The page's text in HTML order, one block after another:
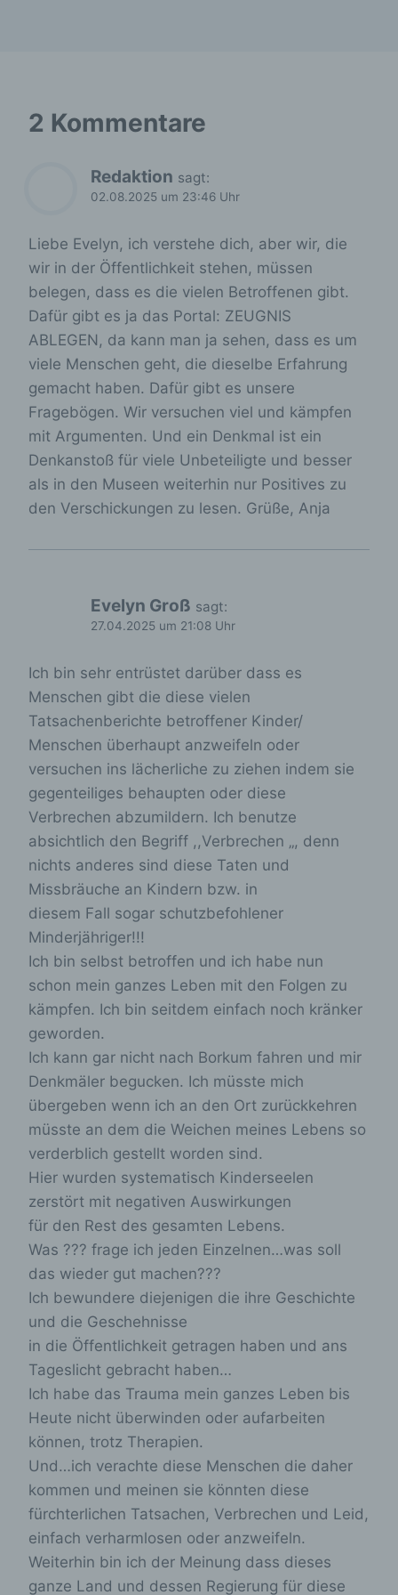
2 Kommentare
Redaktion sagt:
02.08.2025 um 23:46 Uhr
Liebe Evelyn, ich verstehe dich, aber wir, die
wir in der Öffentlichkeit stehen, müssen
belegen, dass es die vielen Betroffenen gibt.
Dafür gibt es ja das Portal: ZEUGNIS
ABLEGEN, da kann man ja sehen, dass es um
viele Menschen geht, die dieselbe Erfahrung
gemacht haben. Dafür gibt es unsere
Fragebögen. Wir versuchen viel und kämpfen
mit Argumenten. Und ein Denkmal ist ein
Denkanstoß für viele Unbeteiligte und besser
als in den Museen weiterhin nur Positives zu
den Verschickungen zu lesen. Grüße, Anja
Evelyn Groß sagt:
27.04.2025 um 21:08 Uhr
Ich bin sehr entrüstet darüber dass es
Menschen gibt die diese vielen
Tatsachenberichte betroffener Kinder/
Menschen überhaupt anzweifeln oder
versuchen ins lächerliche zu ziehen indem sie
gegenteiliges behaupten oder diese
Verbrechen abzumildern. Ich benutze
absichtlich den Begriff ,,Verbrechen „, denn
nichts anderes sind diese Taten und
Missbräuche an Kindern bzw. in
diesem Fall sogar schutzbefohlener
Minderjähriger!!!
Ich bin selbst betroffen und ich habe nun
schon mein ganzes Leben mit den Folgen zu
kämpfen. Ich bin seitdem einfach noch kränker
geworden.
Ich kann gar nicht nach Borkum fahren und mir
Denkmäler begucken. Ich müsste mich
übergeben wenn ich an den Ort zurückkehren
müsste an dem die Weichen meines Lebens so
verderblich gestellt worden sind.
Hier wurden systematisch Kinderseelen
zerstört mit negativen Auswirkungen
für den Rest des gesamten Lebens.
Was ??? frage ich jeden Einzelnen…was soll
das wieder gut machen???
Ich bewundere diejenigen die ihre Geschichte
und die Geschehnisse
in die Öffentlichkeit getragen haben und ans
Tageslicht gebracht haben…
Ich habe das Trauma mein ganzes Leben bis
Heute nicht überwinden oder aufarbeiten
können, trotz Therapien.
Und…ich verachte diese Menschen die daher
kommen und meinen sie könnten diese
fürchterlichen Tatsachen, Verbrechen und Leid,
einfach verharmlosen oder anzweifeln.
Weiterhin bin ich der Meinung dass dieses
ganze Land und dessen Regierung für diese
Internetbrowsern, die andere Cookies enthalten,
und identifiziert werden.
bereitstellen, die ohne die Cookie-Setzung nicht
möglich wären.
Mittels eines Cookies können die Informationen
und Angebote auf unserer Internetseite im Sinne
des Benutzers optimiert werden. Cookies
ermöglichen uns, wie bereits erwähnt, die
Benutzer unserer Internetseite wiederzuerkennen.
Zweck dieser Wiedererkennung ist es, den
Nutzern die Verwendung unserer Internetseite zu
erleichtern. Der Benutzer einer Internetseite, die
Cookies verwendet, muss beispielsweise nicht bei
jedem Besuch der Internetseite erneut seine
Zugangsdaten eingeben, weil dies von der
Internetseite und dem auf dem Computersystem
des Benutzers abgelegten Cookie übernommen
Warenkorbes im Online-Shop. Der Online-Shop
Die betroffene Person kann die Setzung von
Cookies durch unsere Internetseite jederzeit
genutzten Internetbrowsers verhindern und damit
widersprechen. Ferner können bereits gesetzte
Cookies jederzeit über einen Internetbrowser oder
andere Softwareprogramme gelöscht werden. Dies
ist in allen gängigen Internetbrowsern möglich.
Deaktiviert die betroffene Person die Setzung von
Cookies in dem genutzten Internetbrowser, sind
unter Umständen nicht alle Funktionen unserer
Internetseite vollumfänglich nutzbar.
Erfassung von allgemeinen Daten und
Die Internetseite erfasst mit jedem Aufruf der
Internetseite durch eine betroffene Person oder
ein automatisiertes System eine Reihe von
allgemeinen Daten und Informationen. Diese
allgemeinen Daten und Informationen werden in
den Logfiles des Servers gespeichert. Erfasst
werden können die (1) verwendeten
zugreifenden System verwendete
Betriebssystem, (3) die Internetseite, von
welcher ein zugreifendes System auf unsere
Internetseite gelangt (sogenannte Referrer), (4)
die Unterwebseiten, welche über ein
zugreifendes System auf unserer Internetseite
angesteuert werden, (5) das Datum und die
Uhrzeit eines Zugriffs auf die Internetseite, (6)
eine Internet-Protokoll-Adresse (IP-Adresse),
(7) der Internet-Service-Provider des
zugreifenden Systems und (8) sonstige ähnliche
Daten und Informationen, die der
Gefahrenabwehr im Falle von Angriffen auf
unsere informationstechnologischen Systeme
dienen.
Bei der Nutzung dieser allgemeinen Daten und
Informationen ziehen wird keine Rückschlüsse auf
die betroffene Person. Diese Informationen werden
vielmehr benötigt, um (1) die Inhalte unserer
Internetseite korrekt auszuliefern, (2) die Inhalte
unserer Internetseite sowie die Werbung für diese
zu optimieren, (3) die dauerhafte
Funktionsfähigkeit unserer
informationstechnologischen Systeme und der
Technik unserer Internetseite zu gewährleisten
sowie (4) um Strafverfolgungsbehörden im Falle
eines Cyberangriffes die zur Strafverfolgung
notwendigen Informationen bereitzustellen. Diese
anonym erhobenen Daten und Informationen